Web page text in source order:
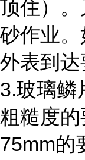
顶住）
砂作业
外表到达
3.玻璃鳞
粗糙度
75mm的